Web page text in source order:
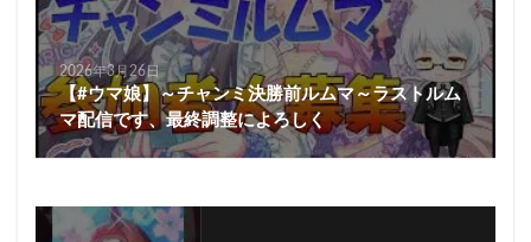
2026年3月26日
【#ウマ娘】～チャンミ決勝前ルムマ～ラストルム
マ配信です、最終調整によろしく